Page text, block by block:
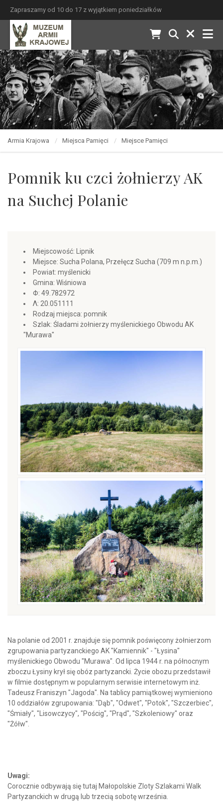
Zapraszamy od 10 do 17 z wyjątkiem poniedziałków
Armia Krajowa Miejsca Pamięci Miejsce Pamięci
Pomnik ku czci żołnierzy AK
na Suchej Polanie
Miejscowość: Lipnik
Miejsce: Sucha Polana, Przełęcz Sucha (709 m n.p.m.)
Powiat: myślenicki
Gmina: Wiśniowa
Φ: 49.782972
Λ: 20.051111
Rodzaj miejsca: pomnik
Szlak: Śladami żołnierzy myślenickiego Obwodu AK
"Murawa"
Na polanie od 2001 r. znajduje się pomnik poświęcony żołnierzom
zgrupowania partyzanckiego AK "Kamiennik" - "Łysina"
myślenickiego Obwodu "Murawa". Od lipca 1944 r. na północnym
zboczu Łysiny krył się obóz partyzancki. Życie obozu przedstawił
w filmie dostępnym w popularnym serwisie internetowym inż.
Tadeusz Franiszyn "Jagoda". Na tablicy pamiątkowej wymieniono
10 oddziałów zgrupowania: "Dąb", "Odwet", "Potok", "Szczerbiec",
"Śmiały", "Lisowczycy", "Pościg", "Prąd", "Szkoleniowy" oraz
"Żółw".
Uwagi:
Corocznie odbywają się tutaj Małopolskie Zloty Szlakami Walk
Partyzanckich w drugą lub trzecią sobotę września.